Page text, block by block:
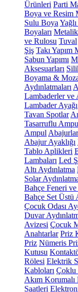
Ürünleri Parti
Boya ve Resim
Sulu Boya
Boyaları
ve Rulosu Tuval
Şiş Takı Yapım
Sabun Yapımı
Aksesuarları
Boyama &
Aydınlatmaları
Lambaderler ve
Lambader Ayağı
Tavan Spotlar
Tasarruflu
Ampul
Abajur Ayaklığı
Tablo Aplikleri
Lambaları Led
Altı Aydınlatma
Solar
Bahçe Feneri
Bahçe Set Üstü
Çocuk Odası
Duvar
Avizesi Çocuk
Anahtarlar Priz
Priz Nümeris
Kutusu
Rölesi Elektrik
Kabloları Çoklu
Akım Korumalı
Saatleri